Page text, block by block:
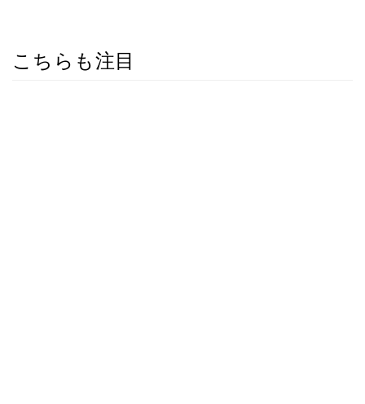
こちらも注目